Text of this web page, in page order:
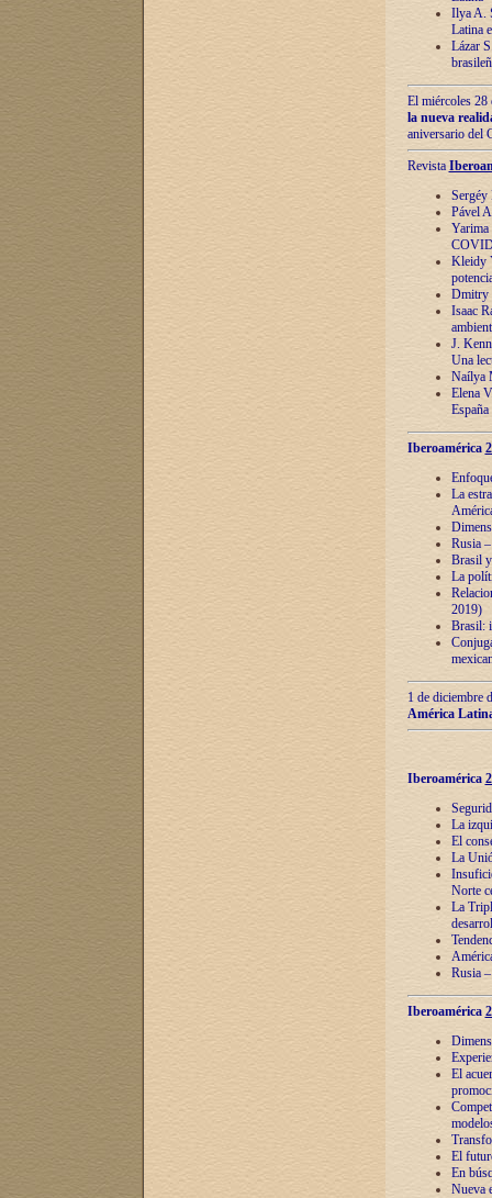
Ilya A.
Latina
Lázar
El miércoles 28
la nueva
aniversario del
Revista
Sergéy
Pável
Yarima
Kleidy
Dmitry
Isaac
J.
Una
Naílya
Elena
España
Iberoamérica
La
Rusia
Brasil
La
2019)
Brasil:
1 de diciembre
América
Iberoamérica
La
El
La
Norte
La
Rusia
Iberoamérica
El
El
En
Nueva